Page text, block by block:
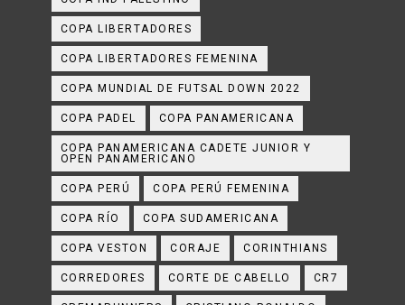
COPA LIBERTADORES
COPA LIBERTADORES FEMENINA
COPA MUNDIAL DE FUTSAL DOWN 2022
COPA PADEL COPA PANAMERICANA
COPA PANAMERICANA CADETE JUNIOR Y
OPEN PANAMERICANO
COPA PERÚ COPA PERÚ FEMENINA
COPA RÍO COPA SUDAMERICANA
COPA VESTON CORAJE CORINTHIANS
CORREDORES CORTE DE CABELLO CR7